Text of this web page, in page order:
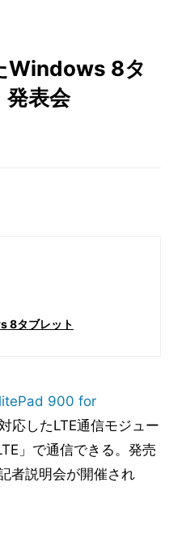
Windows 8タ
表会
8タブレット
900 for
応したLTE通信モジュー
」で通信できる。発売
者説明会が開催され